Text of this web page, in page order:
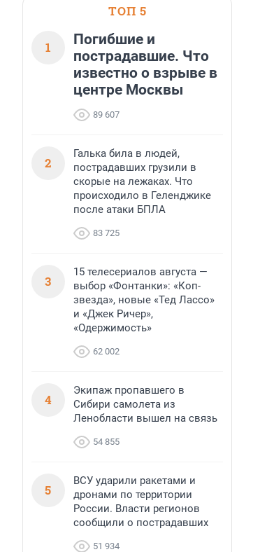
На водоёмах Ленобласти
заработали новые базовые
станции МегаФона
Инженеры МегаФона установили телеком-
вблизи Лемболовского и Раздолинского озёр,
а также недалеко от Большого Тосненского
7 августа, 14:59
ТОП 5
1
Погибшие и
пострадавшие. Что
известно о взрыве в
центре Москвы
89 607
2
Галька била в людей,
пострадавших грузили в
скорые на лежаках. Что
происходило в Геленджике
после атаки БПЛА
83 725
3
15 телесериалов августа —
выбор «Фонтанки»: «Коп-
звезда», новые «Тед Лассо»
и «Джек Ричер»,
«Одержимость»
62 002
4
Экипаж пропавшего в
Сибири самолета из
Ленобласти вышел на связь
54 855
5
ВСУ ударили ракетами и
дронами по территории
России. Власти регионов
сообщили о пострадавших
51 934